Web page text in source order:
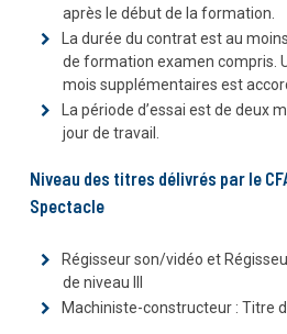
après le début de la formation.
La durée du contrat est au
de formation examen compris.
mois supplémentaires est
La période d’essai est de deux
jour de travail.
Niveau des titres délivrés par le
Spectacle
Régisseur son/vidéo et
de niveau III
Machiniste-constructeur : Titre